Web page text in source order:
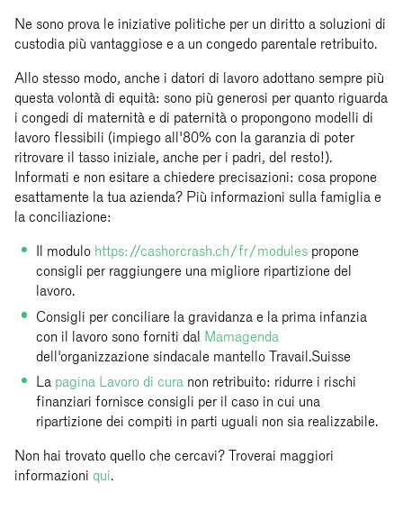
Ne sono prova le iniziative politiche per un diritto a soluzioni di
custodia più vantaggiose e a un congedo parentale retribuito.
Allo stesso modo, anche i datori di lavoro adottano sempre più
questa volontà di equità: sono più generosi per quanto riguarda
i congedi di maternità e di paternità o propongono modelli di
lavoro flessibili (impiego all'80% con la garanzia di poter
ritrovare il tasso iniziale, anche per i padri, del resto!).
Informati e non esitare a chiedere precisazioni: cosa propone
esattamente la tua azienda? Più informazioni sulla famiglia e
la conciliazione:
Il modulo https://cashorcrash.ch/fr/modules propone
consigli per raggiungere una migliore ripartizione del
lavoro.
Consigli per conciliare la gravidanza e la prima infanzia
con il lavoro sono forniti dal Mamagenda
dell'organizzazione sindacale mantello Travail.Suisse
La pagina Lavoro di cura non retribuito: ridurre i rischi
finanziari fornisce consigli per il caso in cui una
ripartizione dei compiti in parti uguali non sia realizzabile.
Non hai trovato quello che cercavi? Troverai maggiori
informazioni qui.